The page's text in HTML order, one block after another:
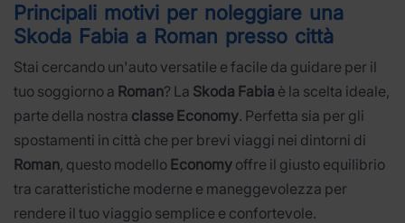
Principali motivi per noleggiare una
Skoda Fabia a Roman presso città
Stai cercando un'auto versatile e facile da guidare per il
tuo soggiorno a Roman? La Skoda Fabia è la scelta ideale,
parte della nostra classe Economy. Perfetta sia per gli
spostamenti in città che per brevi viaggi nei dintorni di
Roman, questo modello Economy offre il giusto equilibrio
tra caratteristiche moderne e maneggevolezza per
rendere il tuo viaggio semplice e confortevole.